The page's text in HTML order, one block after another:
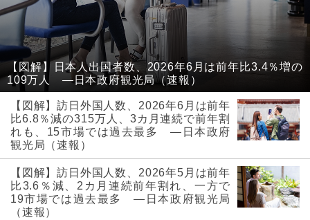
【図解】日本人出国者数、2026年6月は前年比3.4％増の
109万人 ―日本政府観光局（速報）
【図解】訪日外国人数、2026年6月は前年
比6.8％減の315万人、3カ月連続で前年割
れも、15市場では過去最多 ―日本政府
観光局（速報）
【図解】訪日外国人数、2026年5月は前年
比3.6％減、2カ月連続前年割れ、一方で
19市場では過去最多 ―日本政府観光局
（速報）